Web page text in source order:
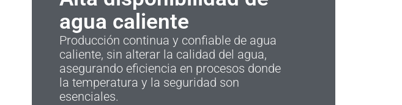
agua caliente
Producción continua y confiable de agua
caliente, sin alterar la calidad del agua,
asegurando eficiencia en procesos donde
la temperatura y la seguridad son
esenciales.